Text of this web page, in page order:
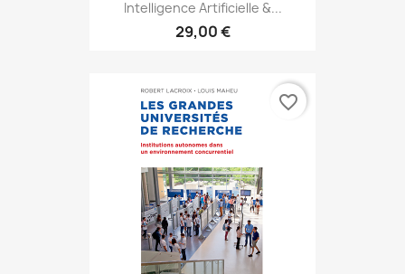
Intelligence Artificielle &...
29,00 €
favorite_border